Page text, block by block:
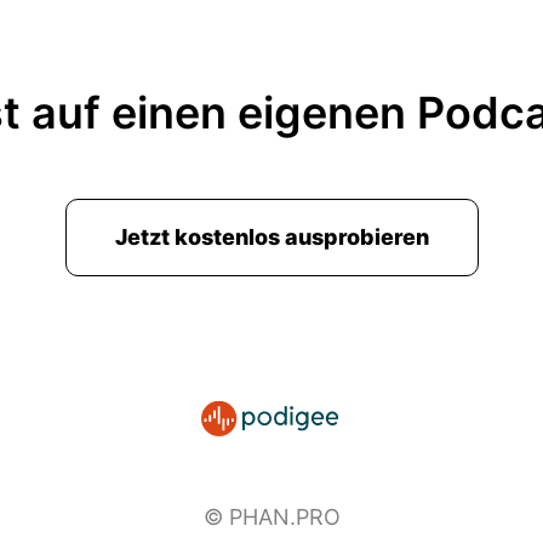
auf einen eigenen
Jetzt kostenlos ausprobieren
© PHAN.PRO